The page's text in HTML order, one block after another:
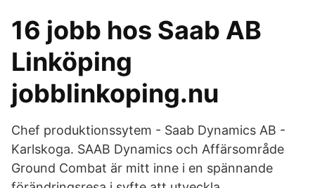
16 jobb hos Saab AB
Linköping
jobblinkoping.nu
Chef produktionssytem - Saab Dynamics AB -
Karlskoga. SAAB Dynamics och Affärsområde
Ground Combat är mitt inne i en spännande